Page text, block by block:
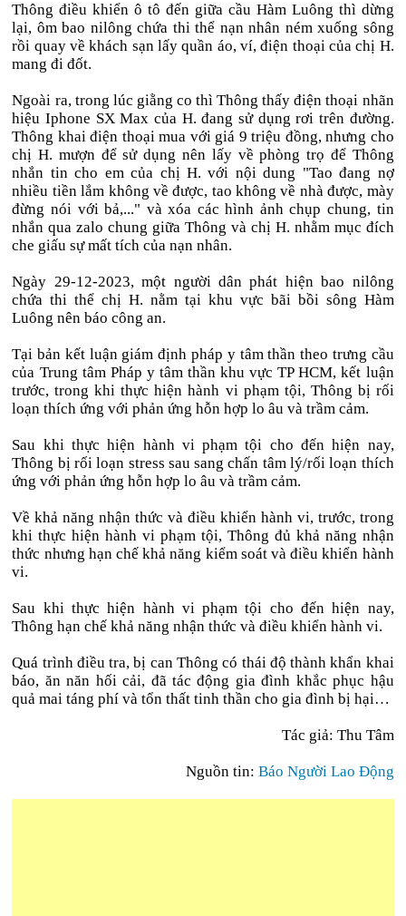
Thông điều khiển ô tô đến giữa cầu Hàm Luông thì dừng
lại, ôm bao nilông chứa thi thể nạn nhân ném xuống sông
rồi quay về khách sạn lấy quần áo, ví, điện thoại của chị H.
mang đi đốt.
Ngoài ra, trong lúc giằng co thì Thông thấy điện thoại nhãn
hiệu Iphone SX Max của H. đang sử dụng rơi trên đường.
Thông khai điện thoại mua với giá 9 triệu đồng, nhưng cho
chị H. mượn để sử dụng nên lấy về phòng trọ để Thông
nhắn tin cho em của chị H. với nội dung "Tao đang nợ
nhiều tiền lắm không về được, tao không về nhà được, mày
đừng nói với bả,..." và xóa các hình ảnh chụp chung, tin
nhắn qua zalo chung giữa Thông và chị H. nhằm mục đích
che giấu sự mất tích của nạn nhân.
Ngày 29-12-2023, một người dân phát hiện bao nilông
chứa thi thể chị H. nằm tại khu vực bãi bồi sông Hàm
Luông nên báo công an.
Tại bản kết luận giám định pháp y tâm thần theo trưng cầu
của Trung tâm Pháp y tâm thần khu vực TP HCM, kết luận
trước, trong khi thực hiện hành vi phạm tội, Thông bị rối
loạn thích ứng với phản ứng hỗn hợp lo âu và trầm cảm.
Sau khi thực hiện hành vi phạm tội cho đến hiện nay,
Thông bị rối loạn stress sau sang chấn tâm lý/rối loạn thích
ứng với phản ứng hỗn hợp lo âu và trầm cảm.
Về khả năng nhận thức và điều khiển hành vi, trước, trong
khi thực hiện hành vi phạm tội, Thông đủ khả năng nhận
thức nhưng hạn chế khả năng kiểm soát và điều khiển hành
vi.
Sau khi thực hiện hành vi phạm tội cho đến hiện nay,
Thông hạn chế khả năng nhận thức và điều khiển hành vi.
Quá trình điều tra, bị can Thông có thái độ thành khẩn khai
báo, ăn năn hối cải, đã tác động gia đình khắc phục hậu
quả mai táng phí và tổn thất tinh thần cho gia đình bị hại…
Tác giả: Thu Tâm
Nguồn tin: Báo Người Lao Động